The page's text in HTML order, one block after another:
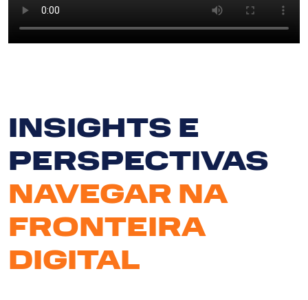
INSIGHTS E
PERSPECTIVAS
NAVEGAR NA
FRONTEIRA
DIGITAL